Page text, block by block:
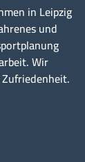
in Leipzig
und
Wir